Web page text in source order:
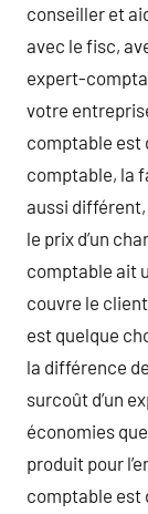
conseiller et
avec le fisc,
expert-
votre
comptable est
comptable, la
aussi différent,
le prix d’un
comptable ait
couvre le
est quelque
la différence
surcoût d’un
économies
produit pour
comptable est